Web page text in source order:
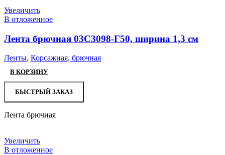
Увеличить
В отложенное
Лента брючная 03С3098-Г50, ширина 1,3 см
Ленты, Корсажная, брючная
В КОРЗИНУ
БЫСТРЫЙ ЗАКАЗ
Лента брючная
Увеличить
В отложенное